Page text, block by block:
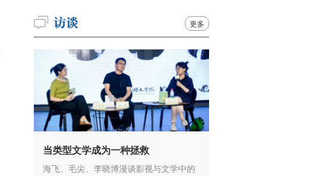
更多
当类型文学成为一种拯救
海飞、毛尖、李晓博漫谈影视与文学中的